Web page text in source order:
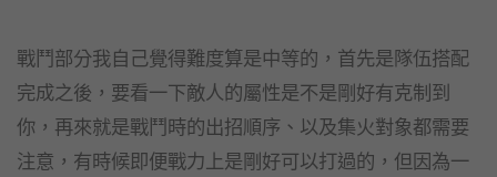
戰鬥部分我自己覺得難度算是中等的，首先是隊伍搭配
完成之後，要看一下敵人的屬性是不是剛好有克制到
你，再來就是戰鬥時的出招順序、以及集火對象都需要
注意，有時候即便戰力上是剛好可以打過的，但因為一